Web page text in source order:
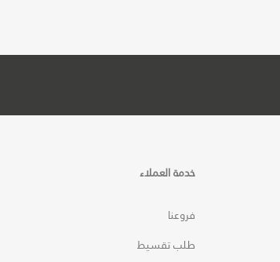
خدمة العملاء
فروعنا
طلب تقسيط